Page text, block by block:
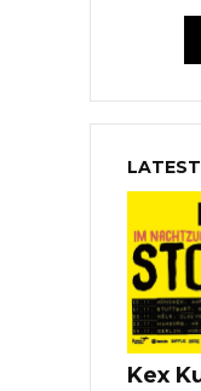
Kex